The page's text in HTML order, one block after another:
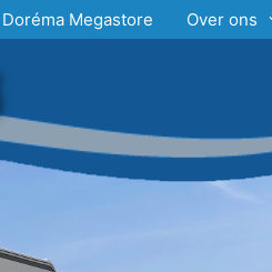
Doréma Megastore Over ons